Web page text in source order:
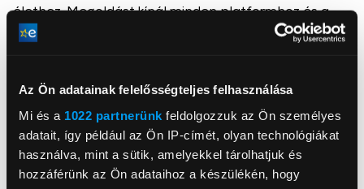
Az Ön adatainak felelősségteljes felhasználása
Mi és a 1022 partnerünk feldolgozzuk az Ön személyes
adatait, így például az Ön IP-címét, olyan technológiákat
használva, mint a sütik, amelyekkel tárolhatjuk és
hozzáférünk az Ön adataihoz a készülékén, hogy
élethez. Megoldást kínál minden platformhoz és a
zenehallgatáshoz egyaránt.
A PLYR a mobil-és PC alkalmazással is kompatibilis.
Ezeken keresztül módosítható az ESP, a Game/Chat
Mix és a Sidetone is, valamint a gombkiosztás is. A
játékos saját preferenciáinak megfelelően.
Csatlakozók: Bluetooth v5.2, USB-C - USB-A, 3.5mm